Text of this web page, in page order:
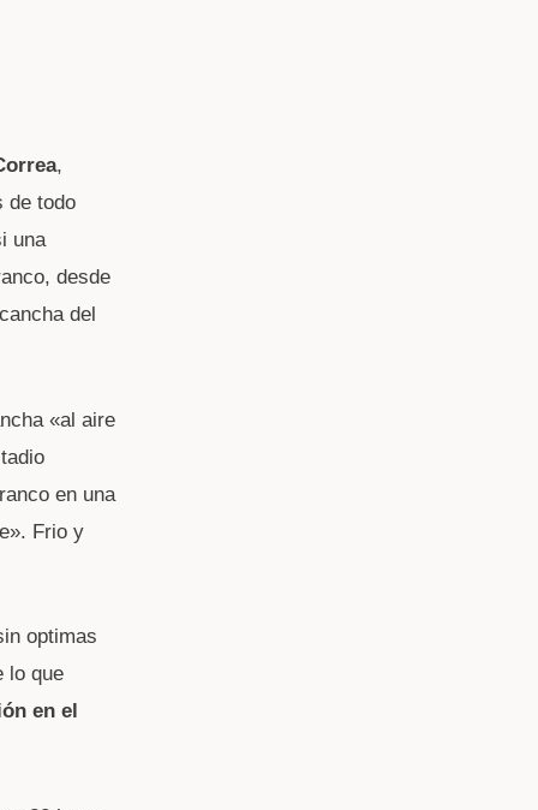
,
de todo
una
desde
del
«al aire
en una
Frio y
optimas
lo que
en el